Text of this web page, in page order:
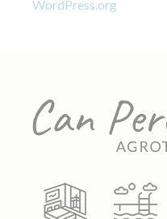
WordPress.org